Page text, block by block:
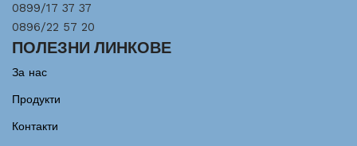
0899/17 37 37
0896/22 57 20
ПОЛЕЗНИ ЛИНКОВЕ
За нас
Продукти
Контакти